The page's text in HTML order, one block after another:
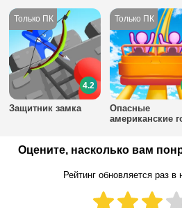
Защитник замка
4.2
Опасные
американские
Оцените, насколько вам
Рейтинг обновляется раз в